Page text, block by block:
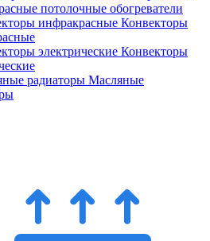
потолочные обогреватели
Конвекторы
Конвекторы
Масляные